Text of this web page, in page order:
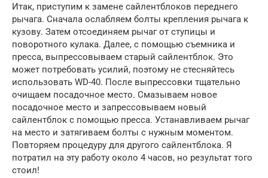
Итак, приступим к замене сайлентблоков переднего
рычага. Сначала ослабляем болты крепления рычага к
кузову. Затем отсоединяем рычаг от ступицы и
поворотного кулака. Далее, с помощью съемника и
пресса, выпрессовываем старый сайлентблок. Это
может потребовать усилий, поэтому не стесняйтесь
использовать WD-40. После выпрессовки тщательно
очищаем посадочное место. Смазываем новое
посадочное место и запрессовываем новый
сайлентблок с помощью пресса. Устанавливаем рычаг
на место и затягиваем болты с нужным моментом.
Повторяем процедуру для другого сайлентблока. Я
потратил на эту работу около 4 часов, но результат того
стоил!